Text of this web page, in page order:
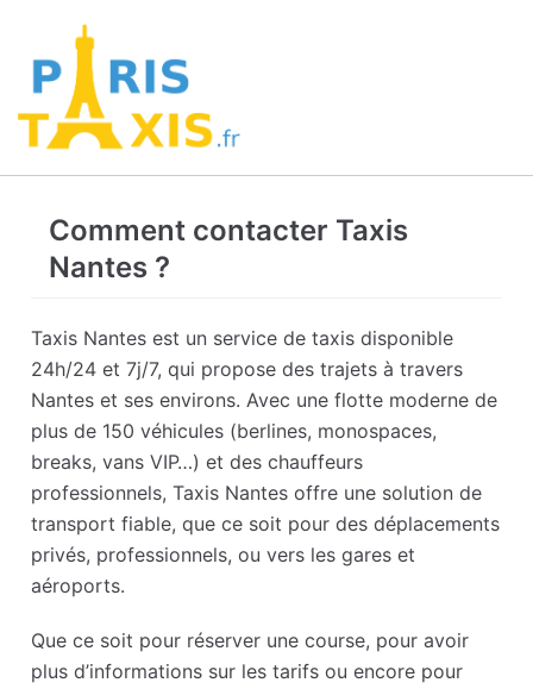
Comment contacter Taxis
Nantes ?
Taxis Nantes est un service de taxis disponible
24h/24 et 7j/7, qui propose des trajets à travers
Nantes et ses environs. Avec une flotte moderne de
plus de 150 véhicules (berlines, monospaces,
breaks, vans VIP…) et des chauffeurs
professionnels, Taxis Nantes offre une solution de
transport fiable, que ce soit pour des déplacements
privés, professionnels, ou vers les gares et
aéroports.
Que ce soit pour réserver une course, pour avoir
plus d’informations sur les tarifs ou encore pour